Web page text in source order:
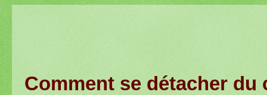
Comment se détacher du